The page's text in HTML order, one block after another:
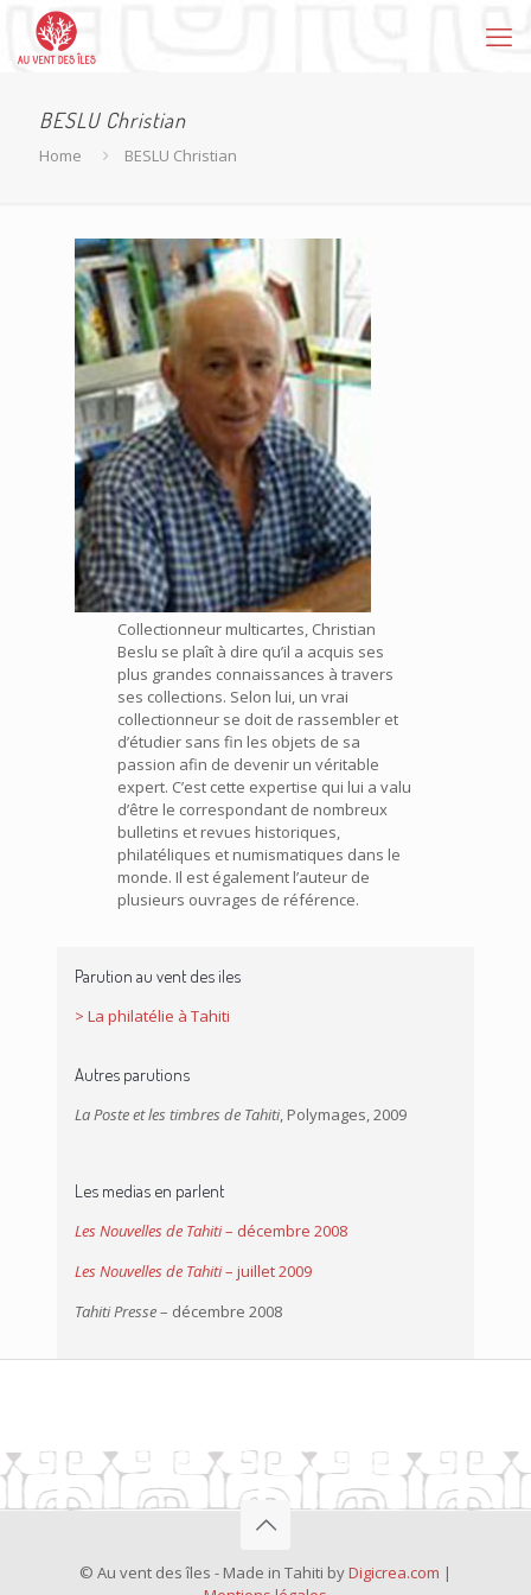
BESLU Christian
Home BESLU Christian
Collectionneur multicartes, Christian
Beslu se plaît à dire qu’il a acquis ses
plus grandes connaissances à travers
ses collections. Selon lui, un vrai
collectionneur se doit de rassembler et
d’étudier sans fin les objets de sa
passion afin de devenir un véritable
expert. C’est cette expertise qui lui a valu
d’être le correspondant de nombreux
bulletins et revues historiques,
philatéliques et numismatiques dans le
monde. Il est également l’auteur de
plusieurs ouvrages de référence.
Parution au vent des iles
> La philatélie à Tahiti
Autres parutions
La Poste et les timbres de Tahiti, Polymages, 2009
Les medias en parlent
Les Nouvelles de Tahiti– décembre 2008
Les Nouvelles de Tahiti– juillet 2009
Tahiti Presse– décembre 2008
© Au vent des îles - Made in Tahiti byDigicrea.com |